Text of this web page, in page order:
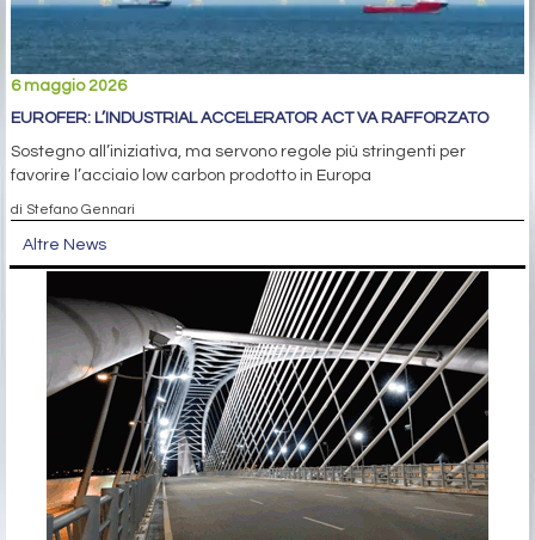
6 maggio 2026
EUROFER: L’INDUSTRIAL ACCELERATOR ACT VA RAFFORZATO
Sostegno all’iniziativa, ma servono regole più stringenti per
favorire l’acciaio low carbon prodotto in Europa
di Stefano Gennari
Altre News